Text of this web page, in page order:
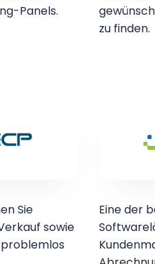
Panels.
zu finden.
Sie
sowie
Eine der